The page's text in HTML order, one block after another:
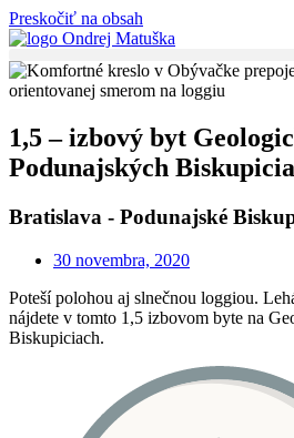
Preskočiť na obsah
1,5 – izbový byt
Podunajských
Bratislava - Podunajské
30 novembra, 2020
Poteší polohou aj slnečnou loggiou.
nájdete v tomto 1,5 izbovom byte na
Biskupiciach.